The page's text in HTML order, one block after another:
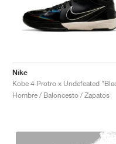
Nike
Hombre / Baloncesto / Zapatos